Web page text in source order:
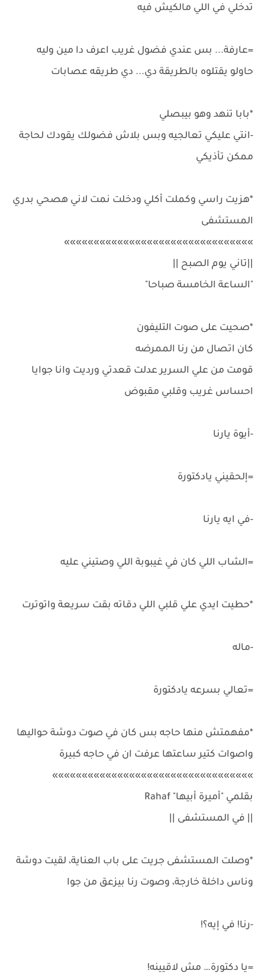
تدخلي في اللي مالكيش فيه
=عارفة... بس عندي فضول غريب اعرف دا مين وليه
حاولو يقتلوه بالطريقة دي... دي طريقه عصابات
*بابا تنهد وهو بيبصلي
-انتي عليكي تعالجيه وبس بلاش فضولك يقودك لحاجة
ممكن تأذيكي
*هزيت راسي وكملت أكلي ودخلت نمت لاني هصحي بدري
المستشفى
»»»»»»»»»»»»»»»»»»»»»»»»»»»»»»»»
||تاني يوم الصبح ||
"الساعة الخامسة صباحا"
*صحيت على صوت التليفون
كان اتصال من رنا الممرضه
قومت من علي السرير عدلت قعدتي ورديت وانا جوايا
احساس غريب وقلبي مقبوض
-أيوة يارنا
=إلحقيني يادكتورة
-في ايه يارنا
=الشاب اللي كان في غيبوبة اللي وصتيني عليه
*حطيت ايدي علي قلبي اللي دقاته بقت سريعة واتوترت
-ماله
=تعالي بسرعه يادكتورة
*مفهمتش منها حاجه بس كان في صوت دوشة حواليها
واصوات كتير ساعتها عرفت ان في حاجه كبيرة
»»»»»»»»»»»»»»»»»»»»»»»»»»»»»»»»»»
بقلمي "أميرة أبيها" Rahaf
|| في المستشفى ||
*وصلت المستشفى جريت على باب العناية، لقيت دوشة
وناس داخلة خارجة، وصوت رنا بيزعق من جوا
-رنا! في إيه؟!
=يا دكتورة… مش لاقيينه!